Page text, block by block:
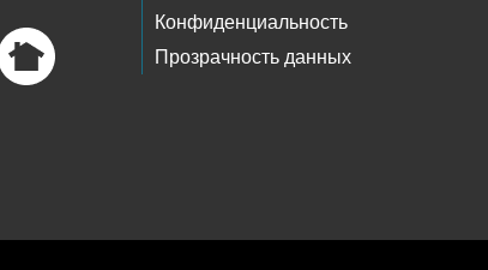
Конфиденциальность
Прозрачность данных